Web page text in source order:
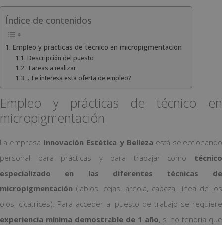
Índice de contenidos
Empleo y prácticas de técnico en micropigmentación
Descripción del puesto
Tareas a realizar
¿Te interesa esta oferta de empleo?
Empleo y prácticas de técnico en
micropigmentación
La empresa Innovación Estética y Belleza está seleccionando
personal para prácticas y para trabajar como técnico
especializado en las diferentes técnicas de
micropigmentación (labios, cejas, areola, cabeza, línea de los
ojos, cicatrices). Para acceder al puesto de trabajo se requiere
experiencia mínima demostrable de 1 año, si no tendría que